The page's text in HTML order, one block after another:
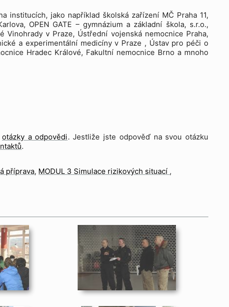
jako například školská zařízení MČ Praha 11,
OPEN GATE – gymnázium a základní škola, s.r.o.,
Vinohrady v Praze, Ústřední vojenská nemocnice Praha,
a experimentální medicíny v Praze , Ústav pro péči o
Hradec Králové, Fakultní nemocnice Brno a mnoho
otázky a odpovědi. Jestliže jste odpověď na svou otázku
.
příprava MODUL 3 Simulace rizikových situací